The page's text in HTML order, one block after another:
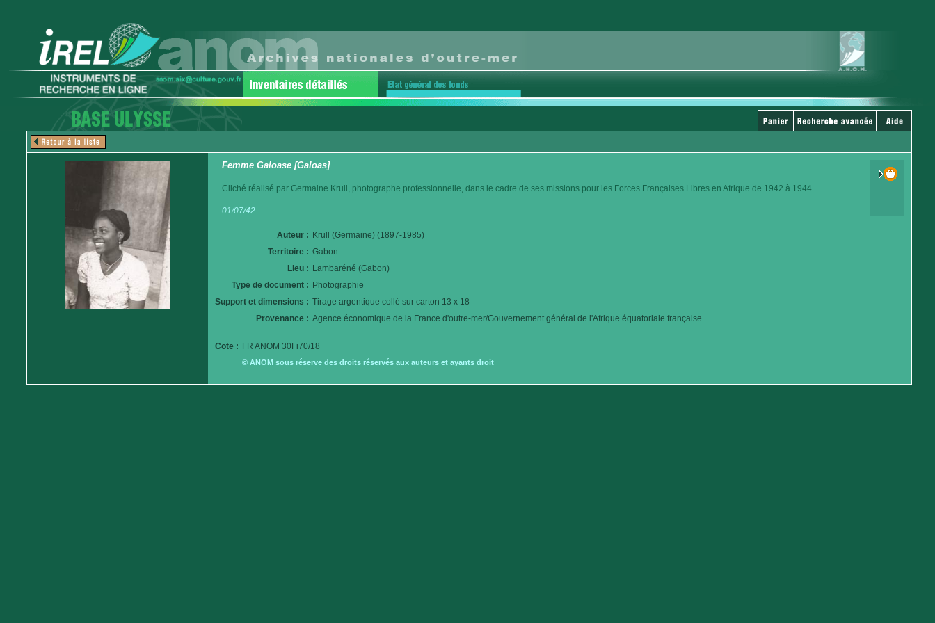
Femme Galoase [Galoas]
Cliché réalisé par Germaine Krull, photographe professionnelle, dans le cadre de ses missions pour les Forces Françaises Libres en Afrique de 1942 à 1944.
01/07/42
Auteur : Krull (Germaine) (1897-1985)
Territoire : Gabon
Lieu : Lambaréné (Gabon)
Type de document : Photographie
Support et dimensions : Tirage argentique collé sur carton 13 x 18
Provenance : Agence économique de la France d'outre-mer/Gouvernement général de l'Afrique équatoriale française
Cote : FR ANOM 30Fi70/18
© ANOM sous réserve des droits réservés aux auteurs et ayants droit